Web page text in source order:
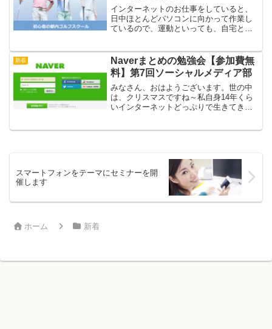
インターネットのお仕事をしていると、
日中ほとんどパソコンに向かって作業し
ているので、運動といっても、自宅と家
の代々木ですが、それでも15分か20分く
らいなので、微妙な距...
新着
Naverまとめの勉強会【参加費無
料】第7回ソーシャルメディア部
みなさん、おはようございます。世の中
は、クリスマスですね～私自身14年くら
いインターネットどっぷりで生きてきた
スマートフォンをテーマにセミナーを開
催します
ホーム 新着